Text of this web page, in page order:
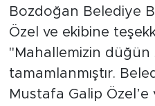
Bozdoğan Belediye
Özel ve ekibine
"Mahallemizin düğün
tamamlanmıştır.
Mustafa Galip